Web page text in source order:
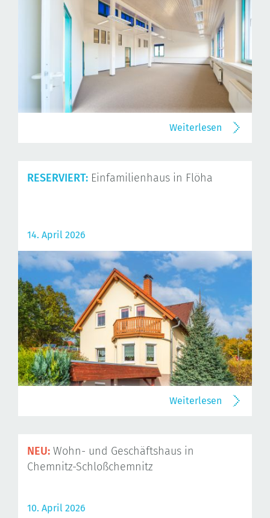
Weiterlesen
RESERVIERT: Einfamilienhaus in Flöha
14. April 2026
Weiterlesen
NEU: Wohn- und Geschäftshaus in
Chemnitz-Schloßchemnitz
10. April 2026